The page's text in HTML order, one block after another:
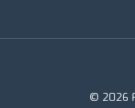
© 2026